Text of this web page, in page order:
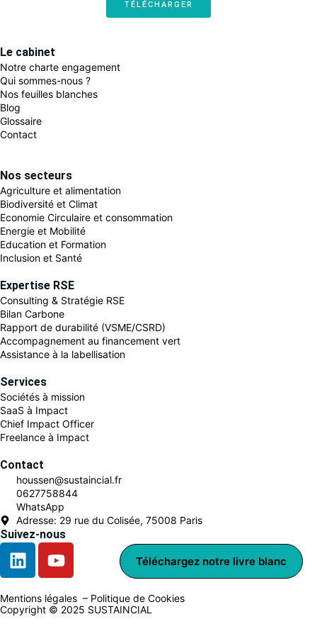
TÉLÉCHARGER
Le cabinet
Notre charte engagement
Qui sommes-nous ?
Nos feuilles blanches
Blog
Glossaire
Contact
Nos secteurs
Agriculture et alimentation
Biodiversité et Climat
Economie Circulaire et consommation
Energie et Mobilité
Education et Formation
Inclusion et Santé
Expertise RSE
Consulting & Stratégie RSE
Bilan Carbone
Rapport de durabilité (VSME/CSRD)
Accompagnement au financement vert
Assistance à la labellisation
Services
Sociétés à mission
SaaS à Impact
Chief Impact Officer
Freelance à Impact
Contact
houssen@sustaincial.fr
0627758844
WhatsApp
Adresse: 29 rue du Colisée, 75008 Paris
Suivez-nous
Téléchargez notre livre blanc
Mentions légales – Politique de Cookies
Copyright © 2025 SUSTAINCIAL